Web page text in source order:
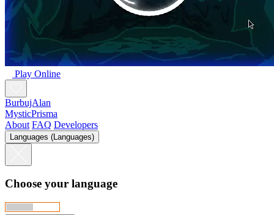
Play Online
BurbujAlan
MysticPrisma
About FAQ Developers
Languages (Languages)
Choose your language